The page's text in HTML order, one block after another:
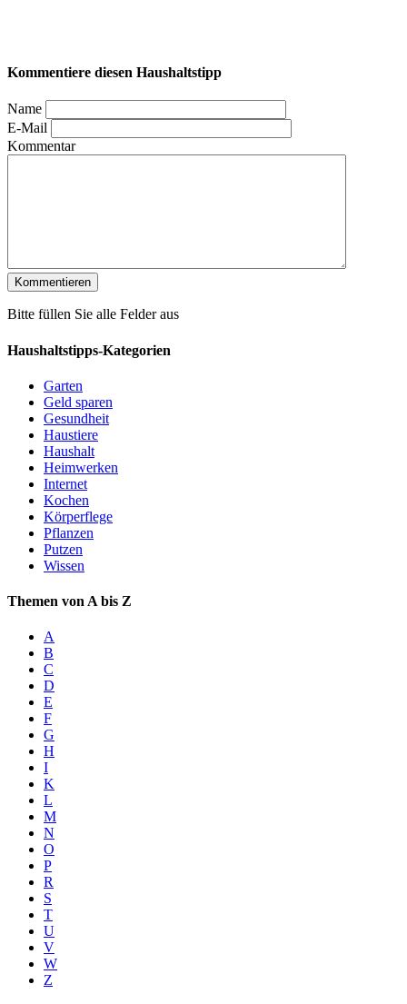
Kommentiere diesen Haushaltstipp
Name
E-Mail
Kommentar
Bitte füllen Sie alle Felder aus
Haushaltstipps-Kategorien
Garten
Geld sparen
Gesundheit
Haustiere
Haushalt
Heimwerken
Internet
Kochen
Körperflege
Pflanzen
Putzen
Wissen
Themen von A bis Z
A
B
C
D
E
F
G
H
I
K
L
M
N
O
P
R
S
T
U
V
W
Z